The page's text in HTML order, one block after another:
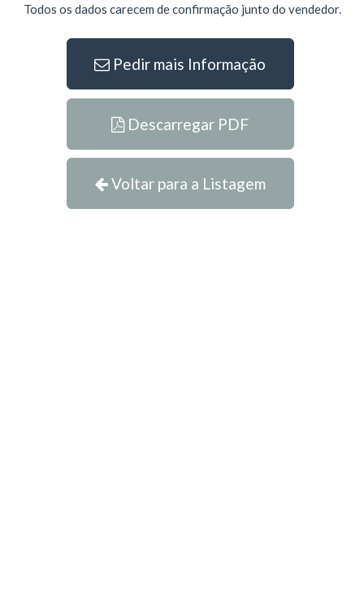
Todos os dados carecem de confirmação junto do vendedor.
Pedir mais Informação
Descarregar PDF
Voltar para a Listagem